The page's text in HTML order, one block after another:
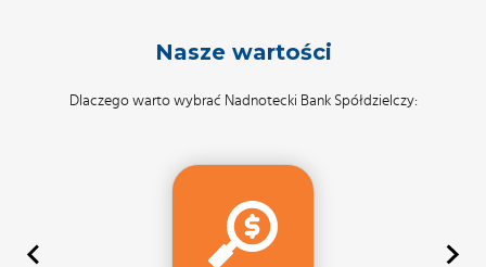
Nasze wartości
Dlaczego warto wybrać Nadnotecki Bank Spółdzielczy: